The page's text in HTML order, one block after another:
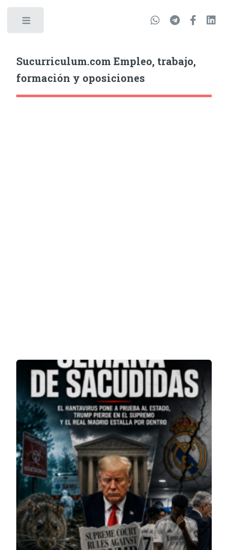
Sucurriculum.com Empleo, trabajo,
formación y oposiciones